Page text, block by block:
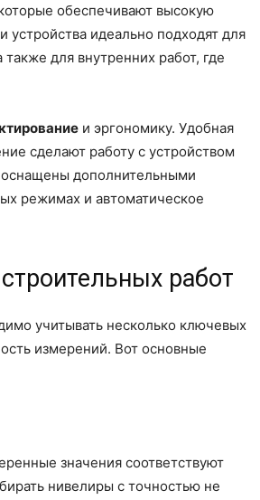
обеспечивают высокую
идеально подходят для
для внутренних работ, где
и эргономику. Удобная
сделают работу с устройством
дополнительными
режимах и автоматическое
работ
учитывать несколько ключевых
измерений. Вот основные
значения соответствуют
нивелиры с точностью не